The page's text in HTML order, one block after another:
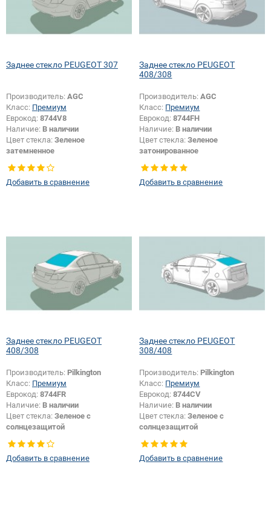
Заднее стекло PEUGEOT 307
Производитель: AGC
Класс: Премиум
Еврокод: 8744V8
Наличие: В наличии
Цвет стекла: Зеленое
затемненное
Добавить в сравнение
Заднее стекло PEUGEOT
408/308
Производитель:AGC
Класс: Премиум
Еврокод:8744FH
Наличие: В наличии
Цвет стекла:Зеленое
затонированное
Добавить в сравнение
Заднее стекло PEUGEOT
408/308
Производитель: Pilkington
Класс: Премиум
Еврокод: 8744FR
Наличие: В наличии
Цвет стекла: Зеленое с
солнцезащитой
Тип стекла: Заднее стекло
Добавить в сравнение
Заднее стекло PEUGEOT
308/408
Производитель: Pilkington
Класс: Премиум
Еврокод:8744CV
Наличие: В наличии
Цвет стекла:Зеленое с
солнцезащитой
Тип стекла:Заднее стекло
Добавить в сравнение